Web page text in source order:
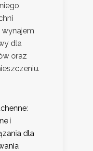
dla
oraz
i
dla